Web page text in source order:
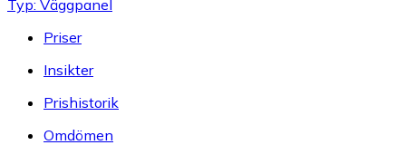
Typ: Väggpanel
Priser
Insikter
Prishistorik
Omdömen